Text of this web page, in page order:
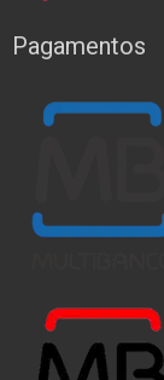
Pagamentos